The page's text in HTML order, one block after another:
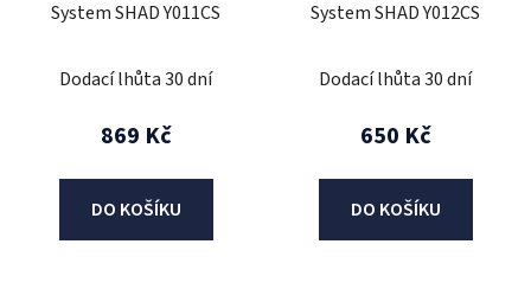
System SHAD Y011CS
Dodací lhůta 30 dní
869 Kč
DO KOŠÍKU
System SHAD Y012CS
Dodací lhůta 30 dní
650 Kč
DO KOŠÍKU